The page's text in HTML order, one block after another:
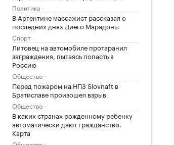
Политика
В Аргентине массажист рассказал о
последних днях Диего Марадоны
Спорт
Литовец на автомобиле протаранил
заграждения, пытаясь попасть в
Россию
Общество
Перед пожаром на НПЗ Slovnaft в
Братиславе произошел взрыв
Общество
В каких странах рожденному ребенку
автоматически дают гражданство.
Карта